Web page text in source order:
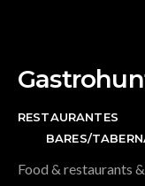
RESTAURANTES
BARES/
Food & restaurants